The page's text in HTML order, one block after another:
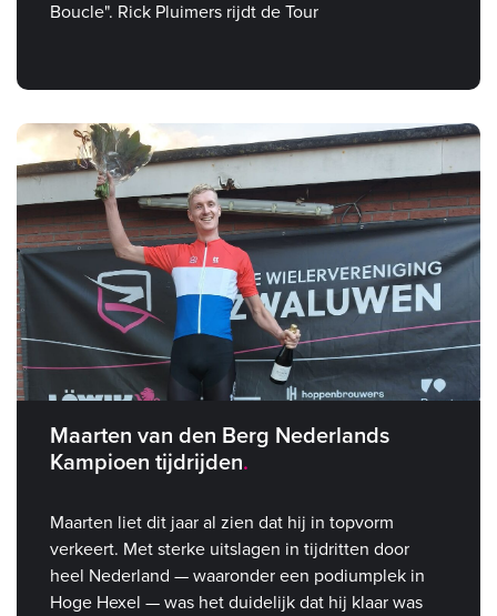
Boucle". Rick Pluimers rijdt de Tour
Maarten van den Berg Nederlands
Kampioen tijdrijden
Maarten liet dit jaar al zien dat hij in topvorm
verkeert. Met sterke uitslagen in tijdritten door
heel Nederland — waaronder een podiumplek in
Hoge Hexel — was het duidelijk dat hij klaar was